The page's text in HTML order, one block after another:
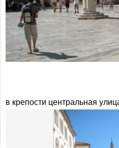
в крепости центральная